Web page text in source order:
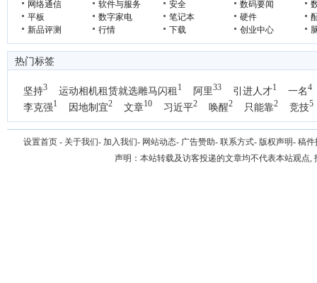
网络通信 软件与服务 安全 数码要闻
平板
数字家电 笔记本 硬件
新品评测
行情 下载 创业中心
热门标签
坚持3 运动相机租赁就选雕马闪租 1 阿里33 引进人才1 一名4
李克强1 因地制宜2 文章10 习近平2 唤醒2 只能靠2 竞技5
设置首页 - 关于我们- 加入我们- 网站动态- 广告赞助- 联系方式- 版权声明- 稿件
声明：本站转载及访客投递的文章均不代表本站观点